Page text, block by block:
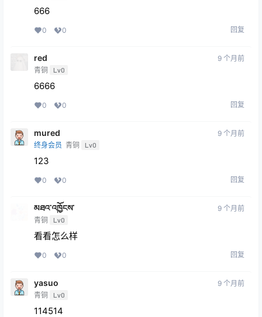
666
0 0 回复
red
青铜 Lv0
9 个月前
6666
0 0 回复
mured
终身会员 青铜 Lv0
9 个月前
123
0 0 回复
མཐའ་འཁྱོངས་
青铜 Lv0
9 个月前
看看怎么样
0 0 回复
yasuo
青铜 Lv0
9 个月前
114514